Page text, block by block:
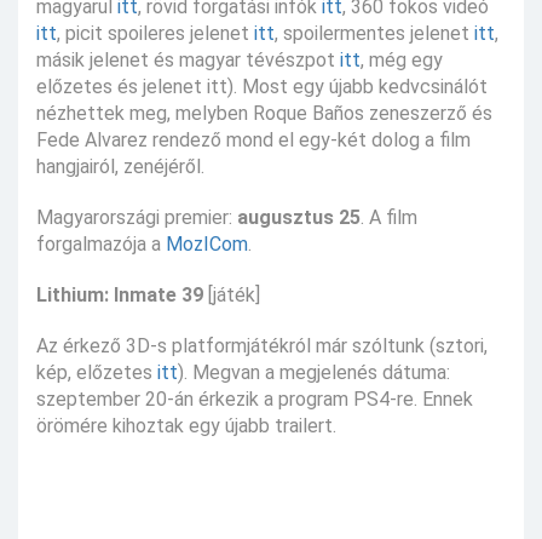
magyarul itt, rövid forgatási infók itt, 360 fokos videó
itt, picit spoileres jelenet itt, spoilermentes jelenet itt,
másik jelenet és magyar tévészpot itt, még egy
előzetes és jelenet itt). Most egy újabb kedvcsinálót
nézhettek meg, melyben Roque Baños zeneszerző és
Fede Alvarez rendező mond el egy-két dolog a film
hangjairól, zenéjéről.
Magyarországi premier: augusztus 25. A film
forgalmazója a MozICom.
Lithium: Inmate 39 [játék]
Az érkező 3D-s platformjátékról már szóltunk (sztori,
kép, előzetes itt). Megvan a megjelenés dátuma:
szeptember 20-án érkezik a program PS4-re. Ennek
örömére kihoztak egy újabb trailert.